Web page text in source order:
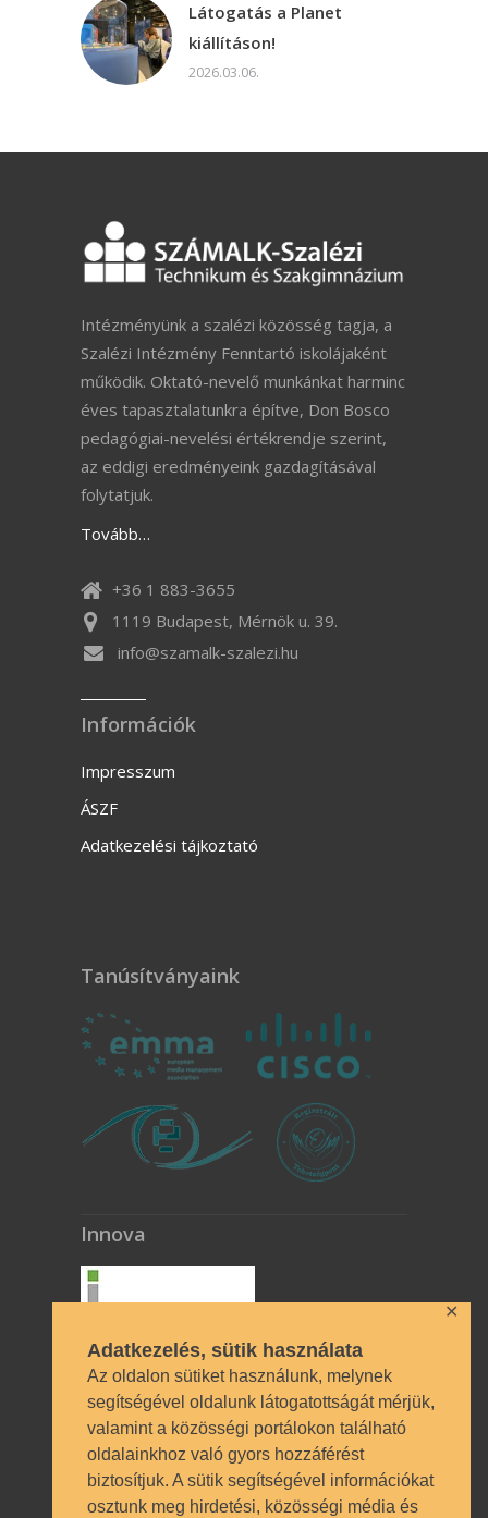
Adatkezelés, sütik használata
Az oldalon sütiket használunk, melynek
segítségével oldalunk látogatottságát mérjük,
valamint a közösségi portálokon található
oldalainkhoz való gyors hozzáférést
biztosítjuk. A sütik segítségével információkat
osztunk meg hirdetési, közösségi média és
✕
Látogatás a Planet
kiállításon!
2026.03.06.
Intézményünk a szalézi közösség tagja, a
Szalézi Intézmény Fenntartó iskolájaként
működik. Oktató-nevelő munkánkat harminc
éves tapasztalatunkra építve, Don Bosco
pedagógiai-nevelési értékrendje szerint,
az eddigi eredményeink gazdagításával
folytatjuk.
Tovább…
+36 1 883-3655
1119 Budapest, Mérnök u. 39.
info@szamalk-szalezi.hu
Információk
Impresszum
ÁSZF
Adatkezelési tájkoztató
Tanúsítványaink
Innova
Technikai azonosítók
OM azonosító 035490 | Működési